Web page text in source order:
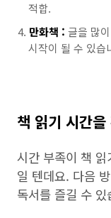
적합.
만화책 : 글을 많
시작이 될 수 있습
책 읽기 시간
시간 부족이 책
일 텐데요. 다음
독서를 즐길 수 있